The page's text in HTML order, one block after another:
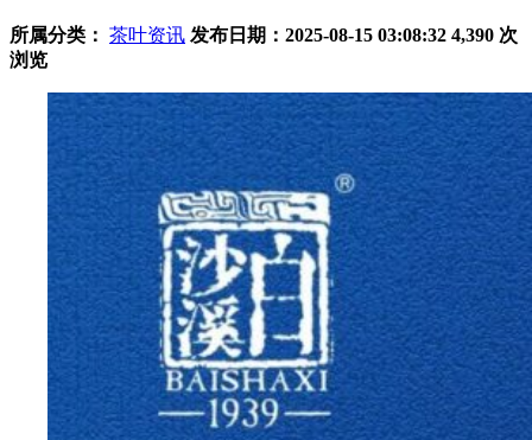
所属分类： 茶叶资讯 发布日期：2025-08-15 03:08:32 4,390 次
浏览